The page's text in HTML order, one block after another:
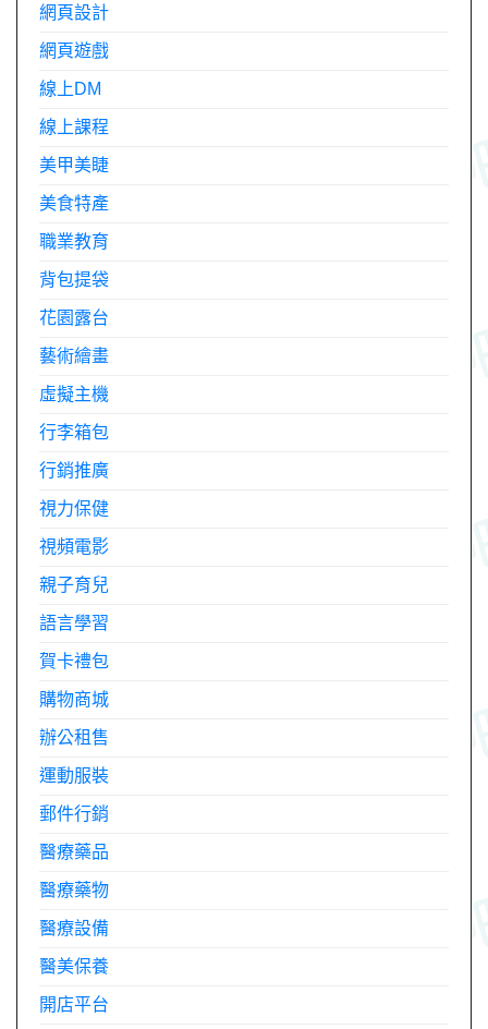
網頁設計
網頁遊戲
線上DM
線上課程
美甲美睫
美食特產
職業教育
背包提袋
花園露台
藝術繪畫
虛擬主機
行李箱包
行銷推廣
視力保健
視頻電影
親子育兒
語言學習
賀卡禮包
購物商城
辦公租售
運動服裝
郵件行銷
醫療藥品
醫療藥物
醫療設備
醫美保養
開店平台